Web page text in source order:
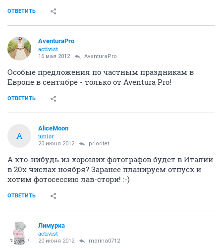
ОТВЕТИТЬ
AventuraPro
activist
16 мая 2012 AventuraPro
Особые предложения по частным праздникам в
Европе в сентябре - только от Aventura Pro!
ОТВЕТИТЬ
A
AliceMoon
junior
20 июня 2012 prioritet
А кто-нибудь из хороших фотографов будет в Италии
в 20х числах ноября? Заранее планируем отпуск и
хотим фотосессию лав-стори! :-)
ОТВЕТИТЬ
Лимурка
activist
20 июня 2012 marina0712